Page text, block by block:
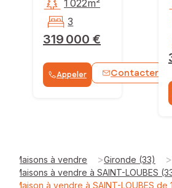
319 000 €
1 022m²
3
Appeler Contacter
Maisons à vendre >Gironde (33) >
Maisons à vendre à SAINT-LOUBES
Maison à vendre à SAINT-LOUBES de